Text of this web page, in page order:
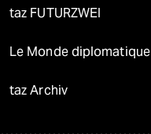
taz FUTURZWEI
Le Monde diplomatique
taz Archiv